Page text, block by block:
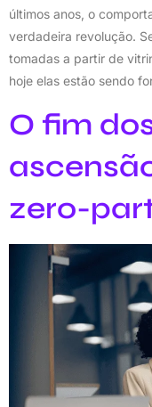
últimos anos, o
verdadeira revolução.
tomadas a partir de
hoje elas estão sendo
O fim
zero-